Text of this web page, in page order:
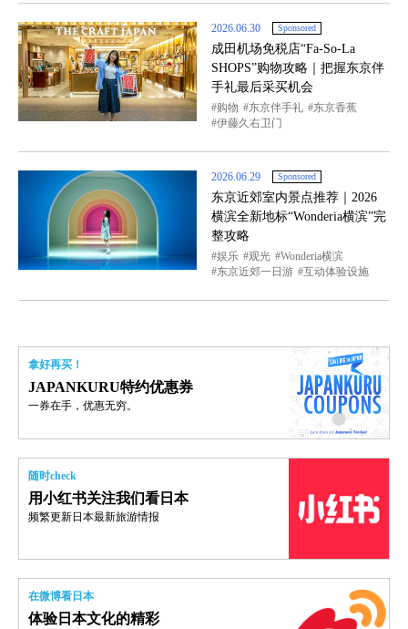
2026.06.30 Sponsored
成田机场免税店“Fa-So-La
SHOPS”购物攻略｜把握东京伴
手礼最后采买机会
购物 东京伴手礼
东京香蕉
伊藤久右卫门
2026.06.29 Sponsored
东京近郊室内景点推荐｜2026
横滨全新地标“Wonderia横滨”完
整攻略
娱乐 观光
Wonderia横滨
东京近郊一日游
互动体验设施
拿好再买！
JAPANKURU特约优惠券
一券在手，优惠无穷。
随时check
用小红书关注我们看日本
频繁更新日本最新旅游情报
在微博看日本
体验日本文化的精彩